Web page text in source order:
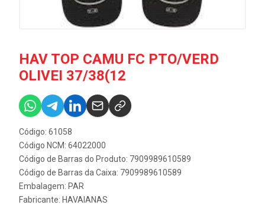
HAV TOP CAMU FC PTO/VERD
OLIVEI 37/38(12
Código: 61058
Código NCM: 64022000
Código de Barras do Produto: 7909989610589
Código de Barras da Caixa: 7909989610589
Embalagem: PAR
Fabricante: HAVAIANAS